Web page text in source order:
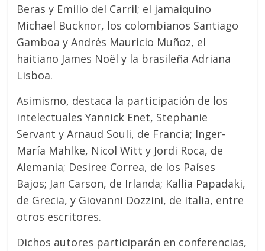
Beras y Emilio del Carril; el jamaiquino
Michael Bucknor, los colombianos Santiago
Gamboa y Andrés Mauricio Muñoz, el
haitiano James Noe͏̈l y la brasileña Adriana
Lisboa.
Asimismo, destaca la participación de los
intelectuales Yannick Enet, Stephanie
Servant y Arnaud Souli, de Francia; Inger-
María Mahlke, Nicol Witt y Jordi Roca, de
Alemania; Desiree Correa, de los Países
Bajos; Jan Carson, de Irlanda; Kallia Papadaki,
de Grecia, y Giovanni Dozzini, de Italia, entre
otros escritores.
Dichos autores participarán en conferencias,